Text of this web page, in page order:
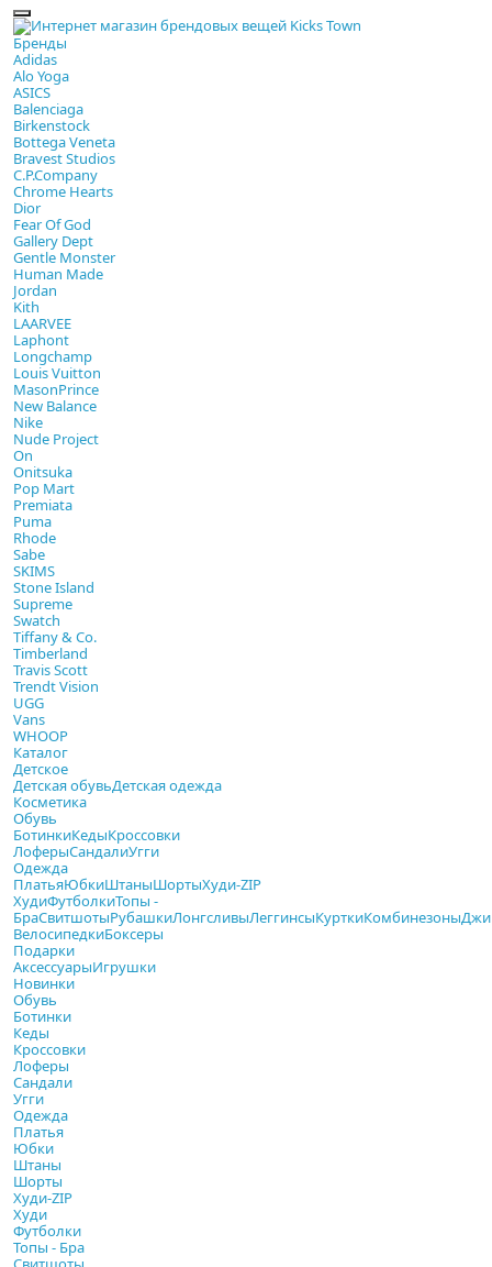
Бренды
Adidas
Alo Yoga
ASICS
Balenciaga
Birkenstock
Bottega Veneta
Bravest Studios
C.P.Company
Chrome Hearts
Dior
Fear Of God
Gallery Dept
Gentle Monster
Human Made
Jordan
Kith
LAARVEE
Laphont
Longchamp
Louis Vuitton
MasonPrince
New Balance
Nike
Nude Project
On
Onitsuka
Pop Mart
Premiata
Puma
Rhode
Sabe
SKIMS
Stone Island
Supreme
Swatch
Tiffany & Co.
Timberland
Travis Scott
Trendt Vision
UGG
Vans
WHOOP
Каталог
Детское
Детская обувьДетская одежда
Косметика
Обувь
БотинкиКедыКроссовки
ЛоферыСандалиУгги
Одежда
ПлатьяЮбкиШтаныШортыХуди-ZIP
ХудиФутболкиТопы -
БраСвитшотыРубашкиЛонгсливыЛеггинсыКурткиКомбинезоны
ВелосипедкиБоксеры
Подарки
АксессуарыИгрушки
Новинки
Обувь
Ботинки
Кеды
Кроссовки
Лоферы
Сандали
Угги
Одежда
Платья
Юбки
Штаны
Шорты
Худи-ZIP
Худи
Футболки
Топы - Бра